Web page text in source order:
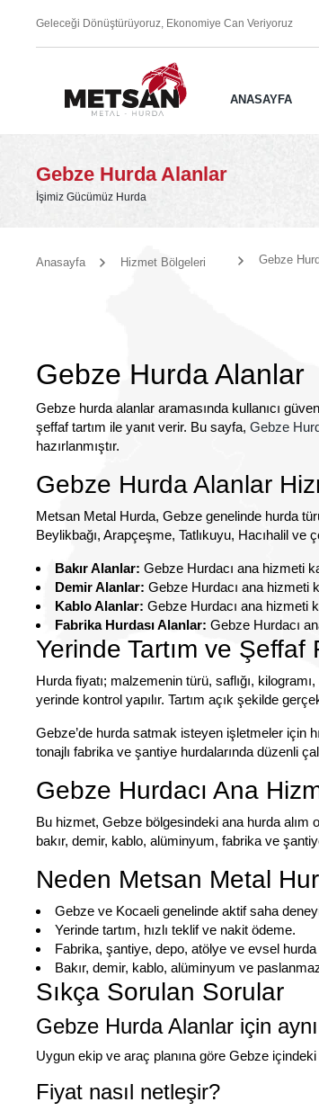
Geleceği Dönüştürüyoruz, Ekonomiye Can Veriyoruz
ANASAYFA
Gebze Hurda Alanlar
İşimiz Gücümüz Hurda
Anasayfa Hizmet Bölgeleri Gebze
Gebze Hurda Alanlar
Gebze hurda alanlar aramasında kullanıcı
şeffaf tartım ile yanıt verir. Bu sayfa, Gebze
hazırlanmıştır.
Gebze Hurda Alanlar
Metsan Metal Hurda, Gebze genelinde hurda
Beylikbağı, Arapçeşme, Tatlıkuyu, Hacıhalil ve
Bakır Alanlar: Gebze Hurdacı ana hizmeti
Demir Alanlar: Gebze Hurdacı ana hizmeti
Kablo Alanlar: Gebze Hurdacı ana hizmeti
Fabrika Hurdası Alanlar: Gebze Hurdacı
Yerinde Tartım ve Şeffaf
Hurda fiyatı; malzemenin türü, saflığı,
yerinde kontrol yapılır. Tartım açık şekilde
Gebze’de hurda satmak isteyen işletmeler için
tonajlı fabrika ve şantiye hurdalarında düzenli
Gebze Hurdacı Ana
Bu hizmet, Gebze bölgesindeki ana hurda alım
bakır, demir, kablo, alüminyum, fabrika ve
Neden Metsan Metal
Gebze ve Kocaeli genelinde aktif saha
Yerinde tartım, hızlı teklif ve nakit ödeme.
Fabrika, şantiye, depo, atölye ve evsel hurda
Bakır, demir, kablo, alüminyum ve
Sıkça Sorulan Sorular
Gebze Hurda Alanlar için aynı
Uygun ekip ve araç planına göre Gebze
Fiyat nasıl netleşir?